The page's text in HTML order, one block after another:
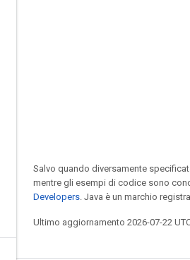
Salvo quando diversamente
mentre gli esempi di codice sono
Developers. Java è un marchio
Ultimo aggiornamento 2026-07-22